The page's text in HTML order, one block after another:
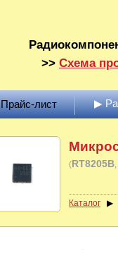
>> Схема
Прайс-лист ▶
(RT8205B
Каталог